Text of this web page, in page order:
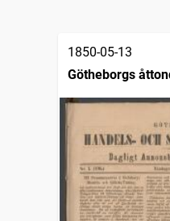
1850-05-13
Götheborgs
sjöfartstidning,